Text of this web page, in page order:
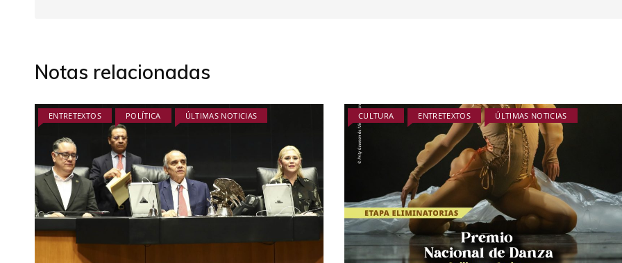
Notas relacionadas
ENTRETEXTOS POLÍTICA ÚLTIMAS NOTICIAS CULTURA ENTRETEXTOS ÚLTIMAS NOTICIAS